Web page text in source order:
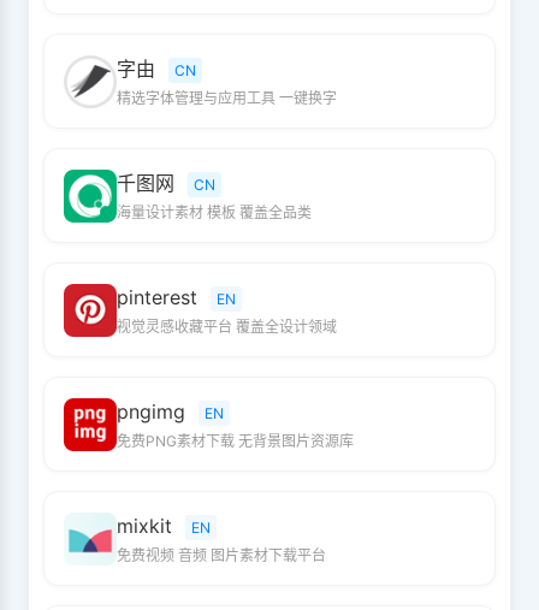
字由
CN
精选字体管理与应用工具 一键换字
千图网
CN
海量设计素材 模板 覆盖全品类
pinterest
EN
视觉灵感收藏平台 覆盖全设计领域
pngimg
EN
免费PNG素材下载 无背景图片资源库
mixkit
EN
免费视频 音频 图片素材下载平台